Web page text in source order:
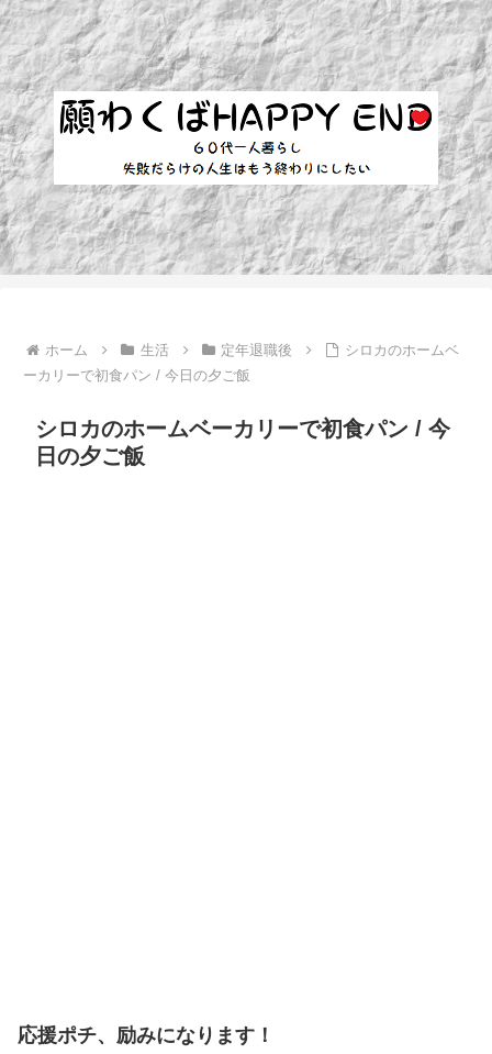
ホーム 生活 定年退職後
シロカのホームベ
ーカリーで初食パン / 今日の夕ご飯
シロカのホームベーカリーで初食パン / 今
日の夕ご飯
応援ポチ、励みになります！